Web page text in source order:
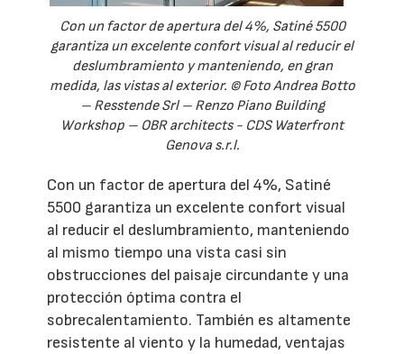
Con un factor de apertura del 4%, Satiné 5500
garantiza un excelente confort visual al reducir el
deslumbramiento y manteniendo, en gran
medida, las vistas al exterior. © Foto Andrea Botto
– Resstende Srl – Renzo Piano Building
Workshop – OBR architects - CDS Waterfront
Genova s.r.l.
Con un factor de apertura del 4%, Satiné
5500 garantiza un excelente confort visual
al reducir el deslumbramiento, manteniendo
al mismo tiempo una vista casi sin
obstrucciones del paisaje circundante y una
protección óptima contra el
sobrecalentamiento. También es altamente
resistente al viento y la humedad, ventajas